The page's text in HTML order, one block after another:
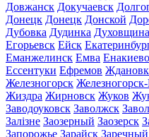
Довжанск Докучаевск
Донецк Донецк Донской
Дубовка Дудинка Духовщина
Егорьевск Ейск
Еманжелинск Емва Енакиево
Ессентуки Ефремов
Железногорск
Жиздра Жирновск Жуков
Заводоуковск Заволжск
Залізне Заозерный Заозерск
Запорожье Зарайск Заречный